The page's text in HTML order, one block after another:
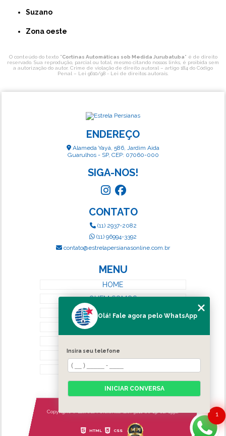
Suzano
Zona oeste
O conteúdo do texto "Cortinas Automáticas sob Medida Jurubatuba" é de direito
reservado. Sua reprodução, parcial ou total, mesmo citando nossos links, é proibida sem
a autorização do autor. Crime de violação de direito autoral – artigo 184 do Código
Penal – Lei 9610/98 - Lei de direitos autorais
ENDEREÇO
Alameda Yayá, 586, Jardim Aida
Guarulhos - SP, CEP: 07060-000
SIGA-NOS!
CONTATO
(11) 2937-2082
(11) 96994-3392
contato@estrelapersianasonline.com.br
MENU
HOME
QUEM SOMOS
SERVIÇOS
CATEGORIAS
MAPA DO SITE
Copyright © Estrela Persianas. (Lei 9610 de 19/02/1998)
HTML CSS
1
Olá! Fale agora pelo WhatsApp
Insira seu telefone
INICIAR CONVERSA